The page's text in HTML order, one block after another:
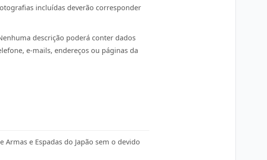
incluídas deverão corresponder
descrição poderá conter dados
e-mails, endereços ou páginas da
e Espadas do Japão sem o devido